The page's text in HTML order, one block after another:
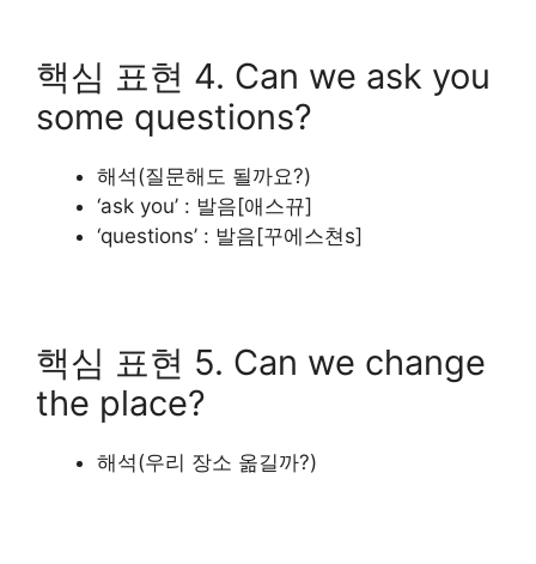
핵심 표현 4. Can we ask you
some questions?
해석(질문해도 될까요?)
‘ask you’ : 발음[애스뀨]
‘questions’ : 발음[꾸에스쳔s]
핵심 표현 5. Can we change
the place?
해석(우리 장소 옮길까?)